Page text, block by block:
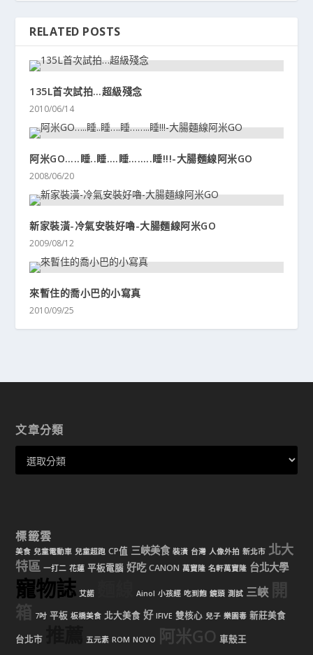
RELATED POSTS
135L首次試拍…超級殘念
2010/06/14
阿米GO…..睡..睡….睡……..睡!!!-大腸麵線阿米GO
2008/06/20
新家裝潢-冷氣安裝好嚕-大腸麵線阿米GO
2009/08/12
來暫住的喬小巴的小寫真
2010/09/25
文章分類
標籤雲
美食 兒童電動車 兒童超跑 CP值 三峽美食 裝潢 台灣 人像外拍 新北市 北大
特區 一打二 花蓮 平板電腦 好吃 CANON 萬寶隆 名軒萬寶隆 台北大學
寵物誌 艾諾 Ainol 小孩經 吃到飽 鏡頭 測試 三峽 開
箱 7吋 平板 板橋美食 北大美食 好 IFIVE 雙核心 兒子 樂園毒 新莊美食
台北市
五元素 ROM NOVO 阿米GO 車殼王